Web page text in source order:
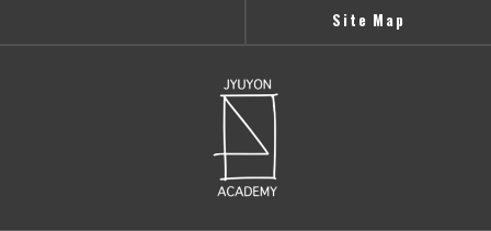
Site Map